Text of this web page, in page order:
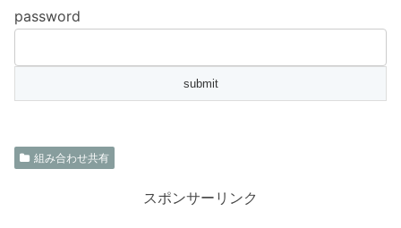
password
組み合わせ共有
スポンサーリンク